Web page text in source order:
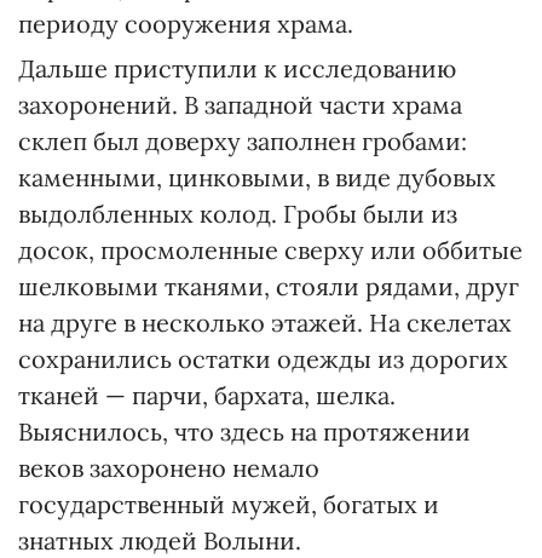
периоду сооружения храма.
Дальше приступили к исследованию
захоронений. В западной части храма
склеп был доверху заполнен гробами:
каменными, цинковыми, в виде дубовых
выдолбленных колод. Гробы были из
досок, просмоленные сверху или оббитые
шелковыми тканями, стояли рядами, друг
на друге в несколько этажей. На скелетах
сохранились остатки одежды из дорогих
тканей — парчи, бархата, шелка.
Выяснилось, что здесь на протяжении
веков захоронено немало
государственный мужей, богатых и
знатных людей Волыни.